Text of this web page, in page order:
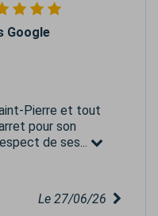
Google
Pierre et tout
pour son
de ses...
Le 27/06/26